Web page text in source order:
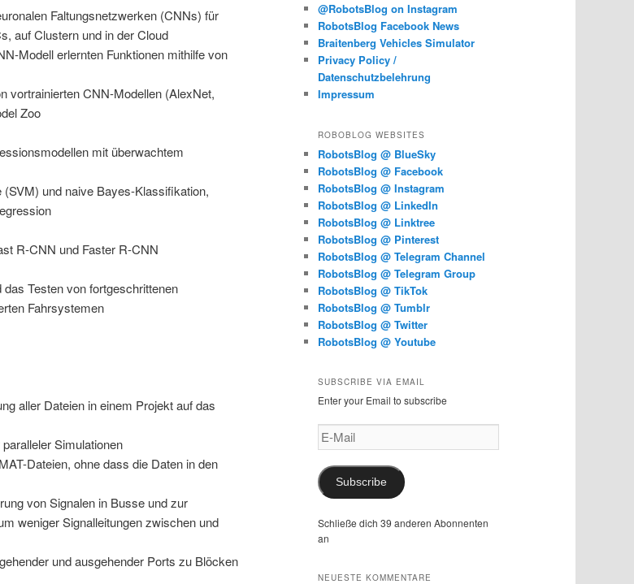
Faltungsnetzwerken (CNNs) für
auf Clustern und in der Cloud
Modell erlernten Funktionen mithilfe von
vortrainierten CNN-Modellen (AlexNet,
Zoo
mit überwachtem
und naive Bayes-Klassifikation,
R-CNN und Faster R-CNN
Testen von fortgeschrittenen
Fahrsystemen
aller Dateien in einem Projekt auf das
Simulationen
Dateien, ohne dass die Daten in den
von Signalen in Busse und zur
weniger Signalleitungen zwischen und
und ausgehender Ports zu Blöcken
@RobotsBlog on Instagram
RobotsBlog Facebook News
Braitenberg Vehicles Simulator
Privacy Policy /
Datenschutzbelehrung
Impressum
ROBOBLOG WEBSITES
RobotsBlog @ BlueSky
RobotsBlog @ Facebook
RobotsBlog @ Instagram
RobotsBlog @ LinkedIn
RobotsBlog @ Linktree
RobotsBlog @ Pinterest
RobotsBlog @ Telegram Channel
RobotsBlog @ Telegram Group
RobotsBlog @ TikTok
RobotsBlog @ Tumblr
RobotsBlog @ Twitter
RobotsBlog @ Youtube
SUBSCRIBE VIA EMAIL
Enter your Email to subscribe
E-
Mail
Subscribe
Schließe dich 39 anderen Abonnenten
an
NEUESTE KOMMENTARE